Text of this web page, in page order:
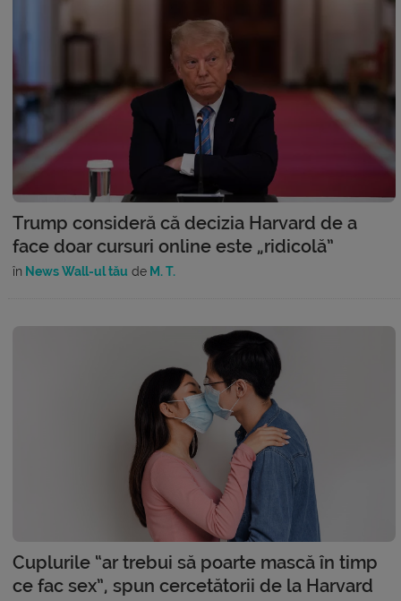
Trump consideră că decizia Harvard de a
face doar cursuri online este „ridicolă”
în News Wall-ul tău de M. T.
Cuplurile “ar trebui să poarte mască în timp
ce fac sex”, spun cercetătorii de la Harvard